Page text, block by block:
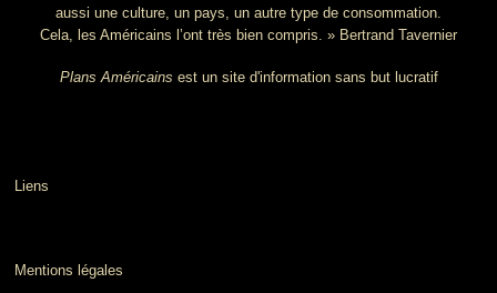
aussi une culture, un pays, un autre type de consommation.
Cela, les Américains l’ont très bien compris. » Bertrand Tavernier
Plans Américains est un site d'information sans but lucratif
Liens
Mentions légales